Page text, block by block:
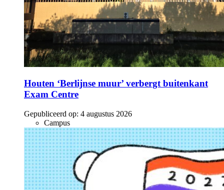
Houten ‘Berlijnse muur’ verbergt buitenkant
Exam Centre
Gepubliceerd op: 4 augustus 2026
Campus